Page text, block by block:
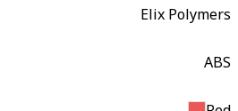
Elix Polymers
ABS